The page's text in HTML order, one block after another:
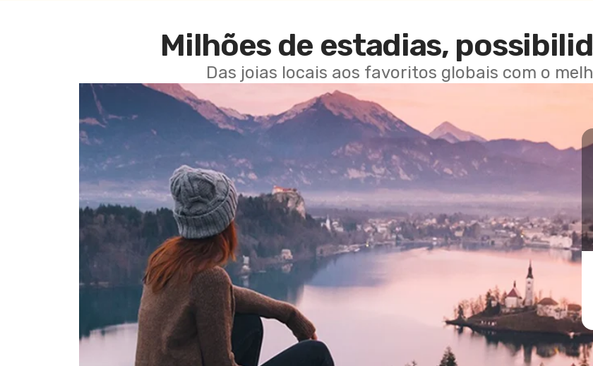
Milhões de estadias,
Das joias locais aos favoritos globais com o